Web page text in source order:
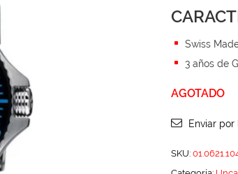
Swiss
3 años de
AGOTADO
Enviar
SKU: